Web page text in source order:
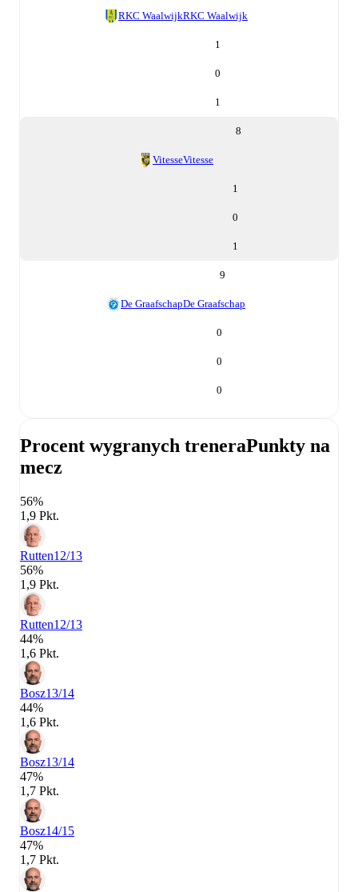
RKC WaalwijkRKC Waalwijk
1
0
1
8
VitesseVitesse
1
0
1
9
De GraafschapDe Graafschap
0
0
0
Procent wygranych treneraPunkty na
mecz
56%
1,9 Pkt.
Rutten12/13
56%
1,9 Pkt.
Rutten12/13
44%
1,6 Pkt.
Bosz13/14
44%
1,6 Pkt.
Bosz13/14
47%
1,7 Pkt.
Bosz14/15
47%
1,7 Pkt.